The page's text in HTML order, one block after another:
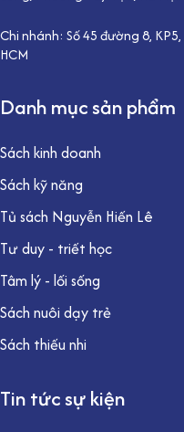
Chi nhánh: Số 45 đường 8,
HCM
Danh mục sản phẩm
Sách kinh doanh
Sách kỹ năng
Tủ sách Nguyễn Hiến Lê
Tư duy - triết học
Tâm lý - lối sống
Sách nuôi dạy trẻ
Sách thiếu nhi
Tin tức sự kiện